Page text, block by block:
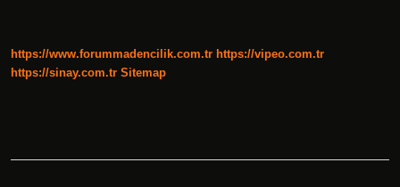
https://www.forummadencilik.com.tr https://vipeo.com.tr
https://sinay.com.tr Sitemap